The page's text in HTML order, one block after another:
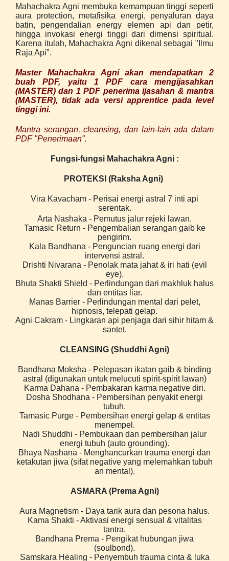
Mahachakra Agni membuka kemampuan tinggi seperti
aura protection, metafisika energi, penyaluran daya
batin, pengendalian energy elemen api dan petir,
hingga invokasi energi tinggi dari dimensi spiritual.
Karena itulah, Mahachakra Agni dikenal sebagai "Ilmu
Raja Api".
Master Mahachakra Agni akan mendapatkan 2
buah PDF, yaitu 1 PDF cara mengijasahkan
(MASTER) dan 1 PDF penerima ijasahan & mantra
(MASTER), tidak ada versi apprentice pada level
tinggi ini.
Mantra serangan, cleansing, dan lain-lain ada dalam
PDF "Penerimaan".
Fungsi-fungsi Mahachakra Agni :
PROTEKSI (Raksha Agni)
Vira Kavacham - Perisai energi astral 7 inti api
serentak.
Arta Nashaka - Pemutus jalur rejeki lawan.
Tamasic Return - Pengembalian serangan gaib ke
pengirim.
Kala Bandhana - Penguncian ruang energi dari
intervensi astral.
Drishti Nivarana - Penolak mata jahat & iri hati (evil
eye).
Bhuta Shakti Shield - Perlindungan dari makhluk halus
dan entitas liar.
Manas Barrier - Perlindungan mental dari pelet,
hipnosis, telepati gelap.
Agni Cakram - Lingkaran api penjaga dari sihir hitam &
santet.
CLEANSING (Shuddhi Agni)
Bandhana Moksha - Pelepasan ikatan gaib & binding
astral (digunakan untuk melucuti spirit-spirit lawan)
Karma Dahana - Pembakaran karma negative diri.
Dosha Shodhana - Pembersihan penyakit energi
tubuh.
Tamasic Purge - Pembersihan energi gelap & entitas
menempel.
Nadi Shuddhi - Pembukaan dan pembersihan jalur
energi tubuh (auto grounding).
Bhaya Nashana - Menghancurkan trauma energi dan
ketakutan jiwa (sifat negative yang melemahkan tubuh
an mental).
ASMARA (Prema Agni)
Aura Magnetism - Daya tarik aura dan pesona halus.
Kama Shakti - Aktivasi energi sensual & vitalitas
tantra.
Bandhana Prema - Pengikat hubungan jiwa
(soulbond).
Samskara Healing - Penyembuh trauma cinta & luka